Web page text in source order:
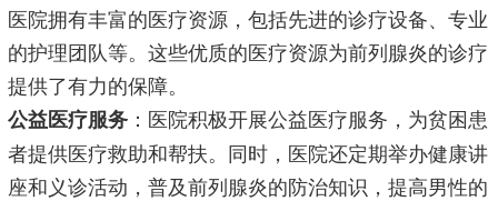
医院拥有丰富的医疗资源，包括先进的诊疗设备、专业
的护理团队等。这些优质的医疗资源为前列腺炎的诊疗
提供了有力的保障。
公益医疗服务 ：医院积极开展公益医疗服务，为贫困患
者提供医疗救助和帮扶。同时，医院还定期举办健康讲
座和义诊活动，普及前列腺炎的防治知识，提高男性的